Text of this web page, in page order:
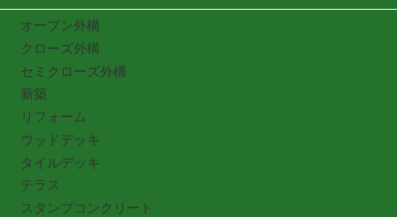
オープン外構
クローズ外構
セミクローズ外構
新築
リフォーム
ウッドデッキ
タイルデッキ
テラス
スタンプコンクリート